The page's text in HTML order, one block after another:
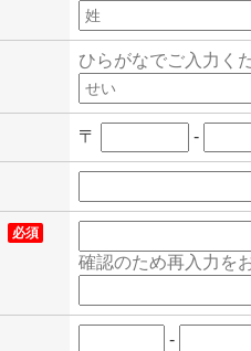
ひらがなでご入力く
〒 -
必須
確認のため再入力を
-